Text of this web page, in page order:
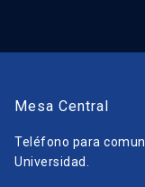
Mesa Central
Teléfono para
Universidad.